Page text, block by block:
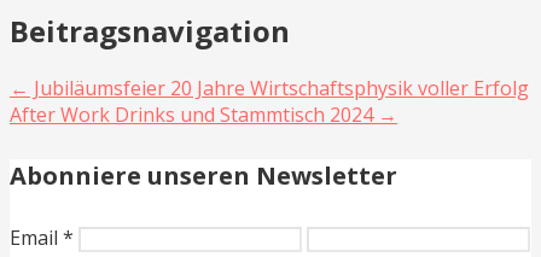
Beitragsnavigation
← Jubiläumsfeier 20 Jahre Wirtschaftsphysik voller Erfolg
After Work Drinks und Stammtisch 2024 →
Abonniere unseren Newsletter
Email *